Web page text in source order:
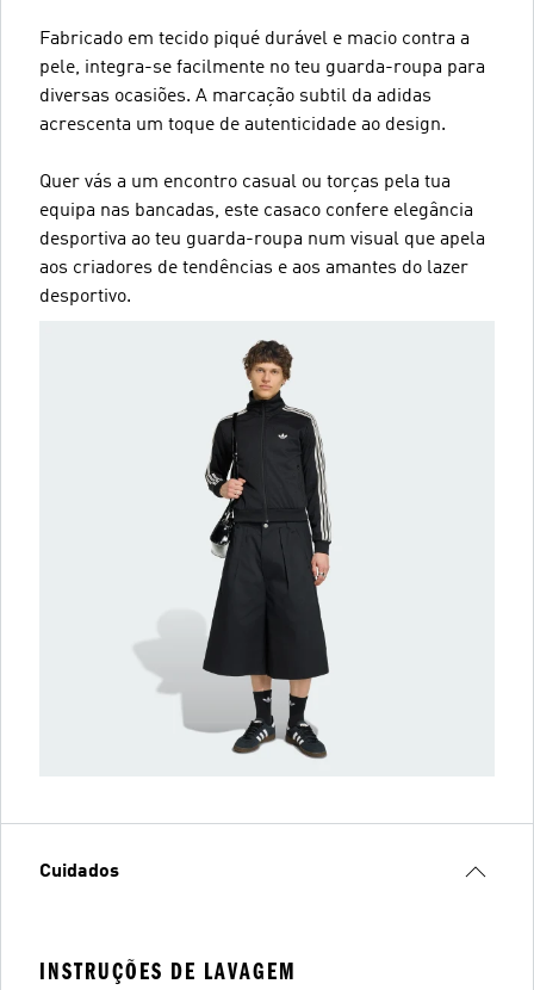
Fabricado em tecido piqué durável e macio contra a
pele, integra-se facilmente no teu guarda-roupa para
diversas ocasiões. A marcação subtil da adidas
acrescenta um toque de autenticidade ao design.
Quer vás a um encontro casual ou torças pela tua
equipa nas bancadas, este casaco confere elegância
desportiva ao teu guarda-roupa num visual que apela
aos criadores de tendências e aos amantes do lazer
desportivo.
Cuidados
INSTRUÇÕES DE LAVAGEM